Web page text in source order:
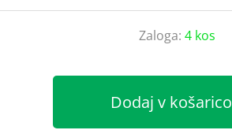
Zaloga: 4 kos
Dodaj v košarico